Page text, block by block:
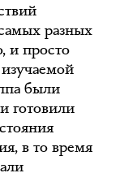
разных
и просто
были
готовили
в то время